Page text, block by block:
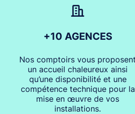
+10 AGENCES
Nos comptoirs vous proposent
un accueil chaleureux ainsi
qu’une disponibilité et une
compétence technique pour la
mise en œuvre de vos
installations.